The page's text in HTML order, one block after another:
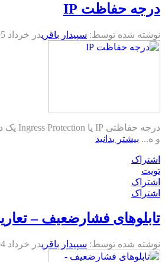
درجه حفاظت IP
نوشته شده توسط: سپیدار باقریدر خرداد 05, 1399
و ه... بیشتر بدانید
اشتراک
تویت
اشتراک
اشتراک
تابلوهای فشارضعیف –
نوشته شده توسط: سپیدار باقریدر خرداد 04, 1399